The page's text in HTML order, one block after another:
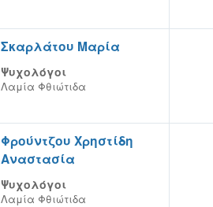
Σκαρλάτου Μαρία
Ψυχολόγοι
Λαμία Φθιώτιδα
Φρούντζου Χρηστίδη
Αναστασία
Ψυχολόγοι
Λαμία Φθιώτιδα